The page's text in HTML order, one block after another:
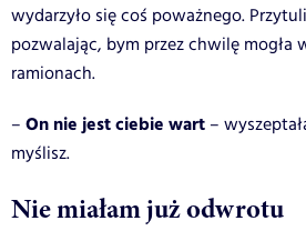
wydarzyło się coś poważnego.
pozwalając, bym przez chwilę mogła
ramionach.
– On nie jest ciebie wart –
myślisz.
Nie miałam już odwrotu